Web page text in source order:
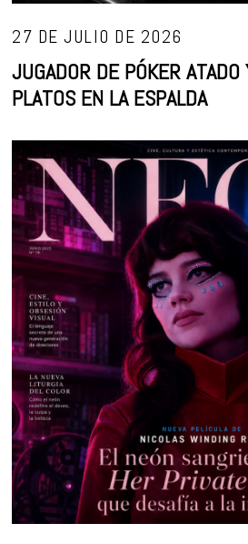
JUGADOR DE PÓKER ATADO
PLATOS EN LA ESPALDA